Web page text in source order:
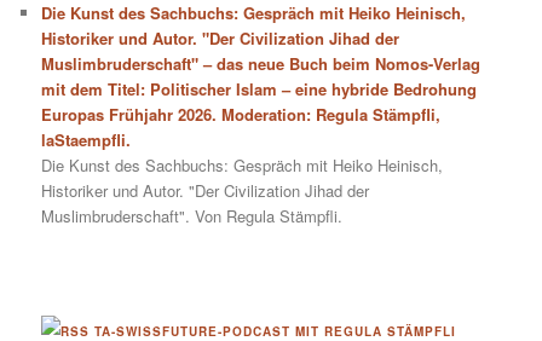
Die Kunst des Sachbuchs: Gespräch mit Heiko Heinisch,
Historiker und Autor. "Der Civilization Jihad der
Muslimbruderschaft" – das neue Buch beim Nomos-Verlag
mit dem Titel: Politischer Islam – eine hybride Bedrohung
Europas Frühjahr 2026. Moderation: Regula Stämpfli,
laStaempfli.
Die Kunst des Sachbuchs: Gespräch mit Heiko Heinisch,
Historiker und Autor. "Der Civilization Jihad der
Muslimbruderschaft". Von Regula Stämpfli.
TA-SWISSFUTURE-PODCAST MIT REGULA STÄMPFLI